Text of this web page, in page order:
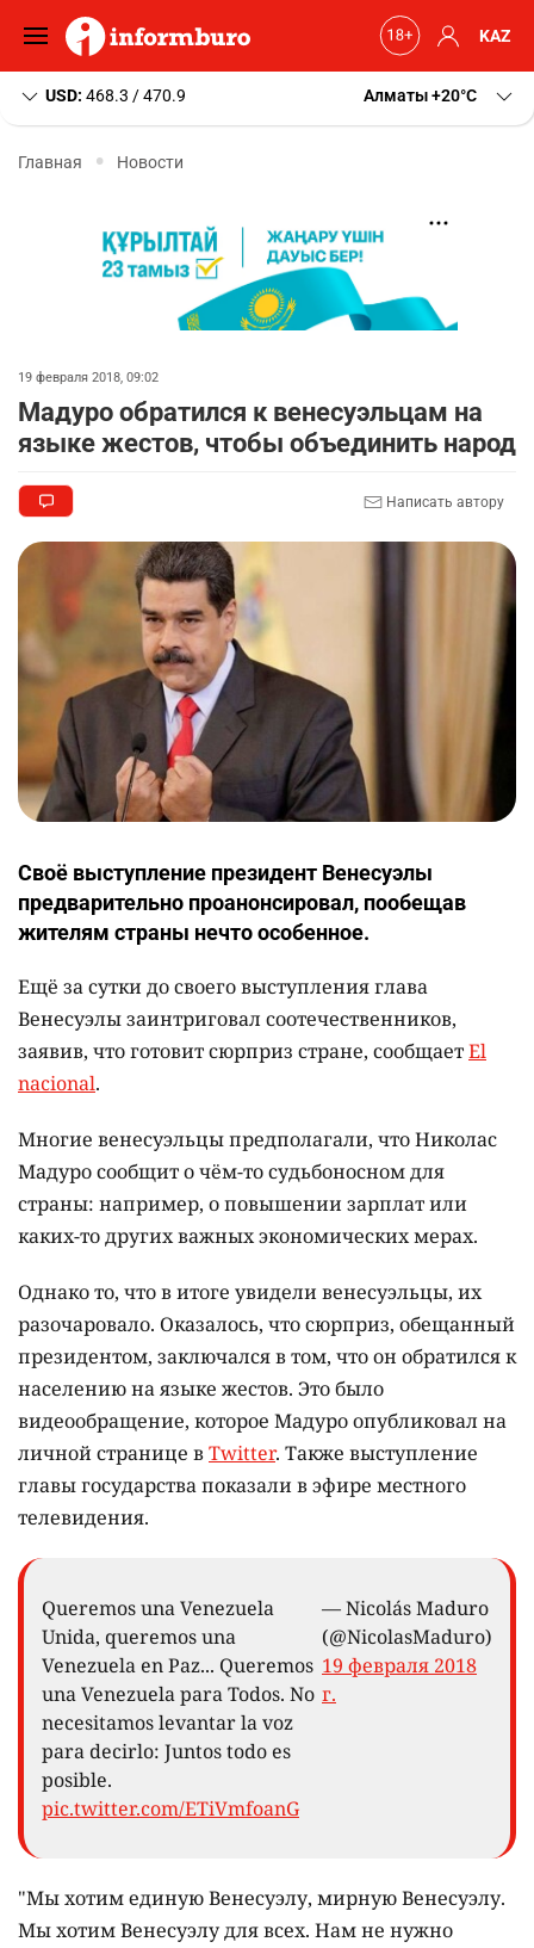
KAZ
USD: 468.3 / 470.9 Алматы+20 C
Главная Новости
19 февраля 2018, 09:02
Мадуро обратился к венесуэльцам на
языке жестов, чтобы объединить народ
Написать автору
Своё выступление президент Венесуэлы
предварительно проанонсировал, пообещав
жителям страны нечто особенное.
Ещё за сутки до своего выступления глава
Венесуэлы заинтриговал соотечественников,
заявив, что готовит сюрприз стране, сообщаетЕl
nacional.
Многие венесуэльцы предполагали, что Николас
Мадуро сообщит о чём-то судьбоносном для
страны: например, о повышении зарплат или
каких-то других важных экономических мерах.
Однако то, что в итоге увидели венесуэльцы, их
разочаровало. Оказалось, что сюрприз, обещанный
президентом, заключался в том, что он обратился к
населению на языке жестов. Это было
видеообращение, которое Мадуро опубликовал на
личной странице вTwitter. Также выступление
главы государства показали в эфире местного
телевидения.
Queremos una Venezuela
Unida, queremos una
Venezuela en Paz... Queremos
una Venezuela para Todos. No
necesitamos levantar la voz
para decirlo: Juntos todo es
posible.
pic.twitter.com/ETiVmfoanG
— Nicolás Maduro
(@NicolasMaduro)
19 февраля 2018
г.
"Мы хотим единую Венесуэлу, мирную Венесуэлу.
Мы хотим Венесуэлу для всех. Нам не нужно